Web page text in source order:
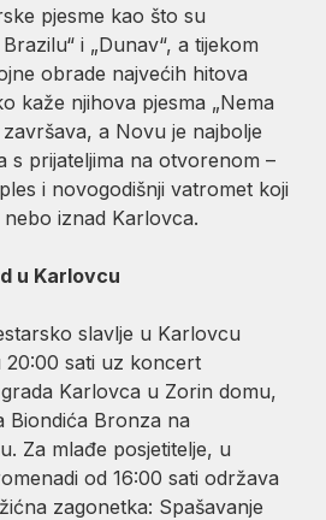
pjesme kao što su
i „Dunav“, a tijekom
obrade najvećih hitova
kaže njihova pjesma „Nema
a Novu je najbolje
s prijateljima na otvorenom –
i novogodišnji vatromet koji
iznad Karlovca.
u Karlovcu
slavlje u Karlovcu
20:00 sati uz koncert
Karlovca u Zorin domu,
Biondića Bronza na
Za mlađe posjetitelje, u
od 16:00 sati održava
zagonetka: Spašavanje